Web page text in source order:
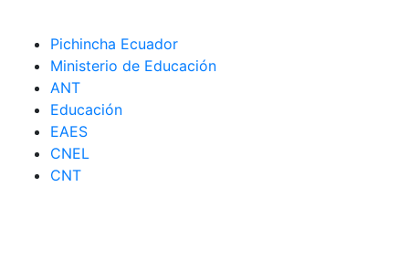
Pichincha Ecuador
Ministerio de Educación
ANT
Educación
EAES
CNEL
CNT